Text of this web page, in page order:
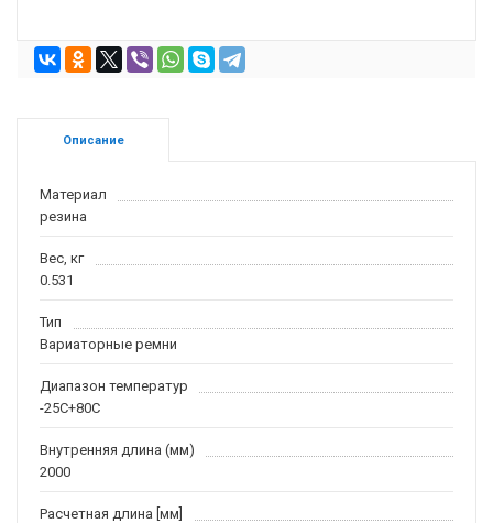
Описание
Материал
резина
Вес, кг
0.531
Тип
Вариаторные ремни
Диапазон температур
-25С+80С
Внутренняя длина (мм)
2000
Расчетная длина [мм]